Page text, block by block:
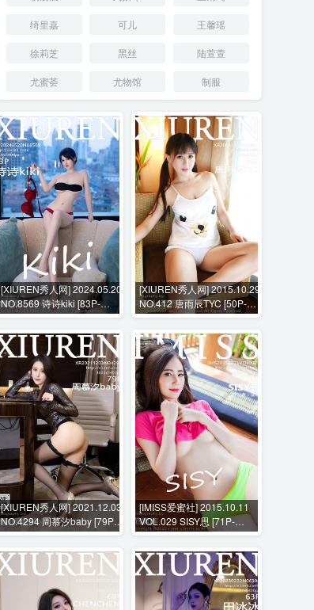
绮里嘉 可儿 王馨瑶
徐莉芝 黑丝 陆萱萱
尤蜜荟 尤物馆 制服
[XIUREN秀人网] 2024.05.20
NO.8569 诗诗kiki [83P-
778MB]
[XIUREN秀人网] 2015.10.29
NO.412 唐雨辰TYC [50P-
128MB]
[XIUREN秀人网] 2021.12.03
NO.4294 周慕汐baby [79P-
864MB]
[IMISS爱蜜社] 2015.10.11
VOL.029 SISY思 [71P-
261MB]